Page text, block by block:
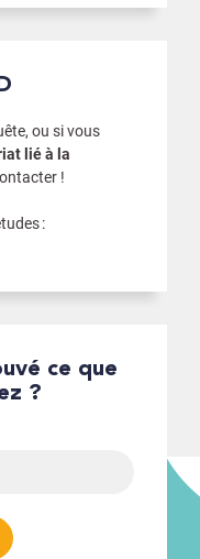
ou si vous
lié à la
!
:
?